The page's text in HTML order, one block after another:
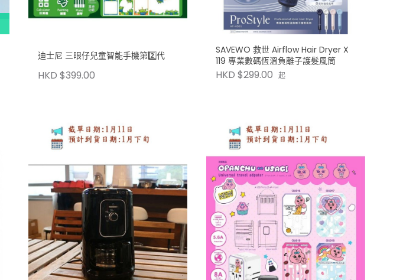
迪士尼 三眼仔兒童智能手機第2️⃣代
HKD $399.00
SAVEWO 救世 Airflow Hair Dryer X
119 專業數碼恆溫負離子護髮風筒
HKD $299.00 起